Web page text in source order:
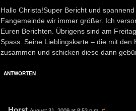
Hallo Christa!Super Bericht und
Fangemeinde wir immer größer. Ich
Euren Berichten. Übrigens sind am
Spass. Seine Lieblingskarte – die mit den
zusammen und schicken diese dann
ANTWORTEN